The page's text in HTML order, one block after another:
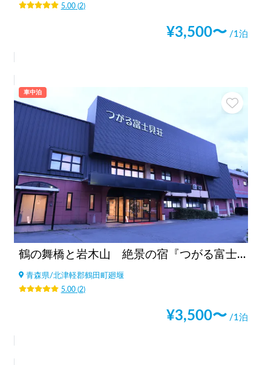
5.00(2)
¥3,500〜 /1泊
車中泊
鶴の舞橋と岩木山 絶景の宿『つがる富士見荘』駐車場
青森県/北津軽郡鶴田町廻堰
5.00(2)
¥3,500〜 /1泊